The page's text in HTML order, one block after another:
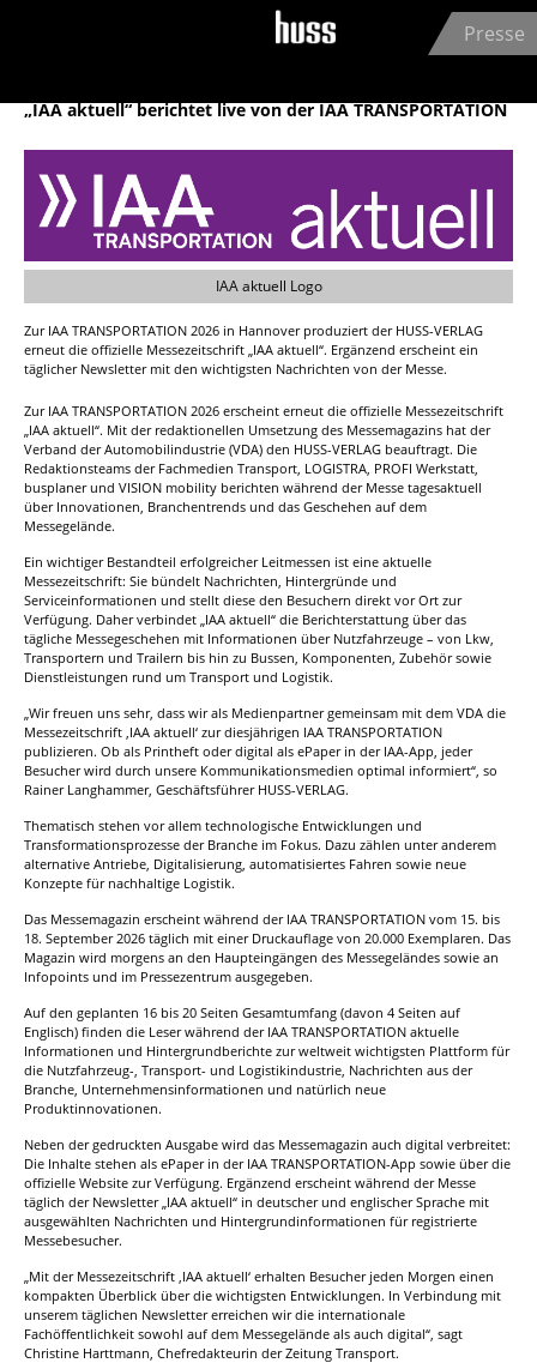
Jump to navigation
Presse
„IAA aktuell“ berichtet live von der IAA TRANSPORTATION
IAA aktuell Logo
Zur IAA TRANSPORTATION 2026 in Hannover produziert der HUSS-VERLAG
erneut die offizielle Messezeitschrift „IAA aktuell“. Ergänzend erscheint ein
täglicher Newsletter mit den wichtigsten Nachrichten von der Messe.
Zur IAA TRANSPORTATION 2026 erscheint erneut die offizielle Messezeitschrift
„IAA aktuell“. Mit der redaktionellen Umsetzung des Messemagazins hat der
Verband der Automobilindustrie (VDA) den HUSS-VERLAG beauftragt. Die
Redaktionsteams der Fachmedien Transport, LOGISTRA, PROFI Werkstatt,
busplaner und VISION mobility berichten während der Messe tagesaktuell
über Innovationen, Branchentrends und das Geschehen auf dem
Messegelände.
Ein wichtiger Bestandteil erfolgreicher Leitmessen ist eine aktuelle
Messezeitschrift: Sie bündelt Nachrichten, Hintergründe und
Serviceinformationen und stellt diese den Besuchern direkt vor Ort zur
Verfügung. Daher verbindet „IAA aktuell“ die Berichterstattung über das
tägliche Messegeschehen mit Informationen über Nutzfahrzeuge – von Lkw,
Transportern und Trailern bis hin zu Bussen, Komponenten, Zubehör sowie
Dienstleistungen rund um Transport und Logistik.
„Wir freuen uns sehr, dass wir als Medienpartner gemeinsam mit dem VDA die
Messezeitschrift ‚IAA aktuell‘ zur diesjährigen IAA TRANSPORTATION
publizieren. Ob als Printheft oder digital als ePaper in der IAA-App, jeder
Besucher wird durch unsere Kommunikationsmedien optimal informiert“, so
Rainer Langhammer, Geschäftsführer HUSS-VERLAG.
Thematisch stehen vor allem technologische Entwicklungen und
Transformationsprozesse der Branche im Fokus. Dazu zählen unter anderem
alternative Antriebe, Digitalisierung, automatisiertes Fahren sowie neue
Konzepte für nachhaltige Logistik.
Das Messemagazin erscheint während der IAA TRANSPORTATION vom 15. bis
18. September 2026 täglich mit einer Druckauflage von 20.000 Exemplaren. Das
Magazin wird morgens an den Haupteingängen des Messegeländes sowie an
Infopoints und im Pressezentrum ausgegeben.
Auf den geplanten 16 bis 20 Seiten Gesamtumfang (davon 4 Seiten auf
Englisch) finden die Leser während der IAA TRANSPORTATION aktuelle
Informationen und Hintergrundberichte zur weltweit wichtigsten Plattform für
die Nutzfahrzeug-, Transport- und Logistikindustrie, Nachrichten aus der
Branche, Unternehmensinformationen und natürlich neue
Produktinnovationen.
Neben der gedruckten Ausgabe wird das Messemagazin auch digital verbreitet:
Die Inhalte stehen als ePaper in der IAA TRANSPORTATION-App sowie über die
offizielle Website zur Verfügung. Ergänzend erscheint während der Messe
täglich der Newsletter „IAA aktuell“ in deutscher und englischer Sprache mit
ausgewählten Nachrichten und Hintergrundinformationen für registrierte
Messebesucher.
„Mit der Messezeitschrift ‚IAA aktuell‘ erhalten Besucher jeden Morgen einen
kompakten Überblick über die wichtigsten Entwicklungen. In Verbindung mit
unserem täglichen Newsletter erreichen wir die internationale
Fachöffentlichkeit sowohl auf dem Messegelände als auch digital“, sagt
Christine Harttmann, Chefredakteurin der Zeitung Transport.